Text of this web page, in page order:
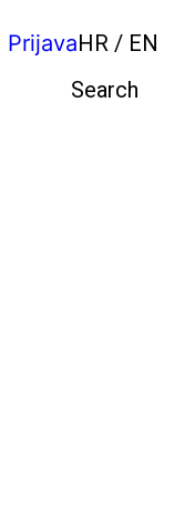
PrijavaHR / EN